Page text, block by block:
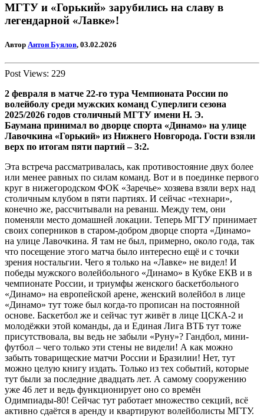
МГТУ и «Горький» зарубились на славу в
легендарной «Лавке»!
Автор Антон Буялов, 03.02.2026
Post Views: 229
2 февраля в матче 22-го тура Чемпионата России по
волейболу среди мужских команд Суперлиги сезона
2025/2026 годов столичный МГТУ имени Н. Э.
Баумана принимал во дворце спорта «Динамо» на улице
Лавочкина «Горький» из Нижнего Новгорода. Гости взяли
верх по итогам пяти партий – 3:2.
Эта встреча рассматривалась, как противостояние двух более
или менее равных по силам команд. Вот и в поединке первого
круг в нижегородском ФОК «Заречье» хозяева взяли верх над
столичным клубом в пяти партиях. И сейчас «технари»,
конечно же, рассчитывали на реванш. Между тем, они
поменяли место домашней локации. Теперь МГТУ принимает
своих соперников в старом-добром дворце спорта «Динамо»
на улице Лавочкина. Я там не был, примерно, около года, так
что посещение этого матча было интересно ещё и с точки
зрения ностальгии. Чего я только на «Лавке» не видел! И
победы мужского волейбольного «Динамо» в Кубке ЕКВ и в
чемпионате России, и триумфы женского баскетбольного
«Динамо» на европейской арене, женский волейбол в лице
«Динамо» тут тоже был когда-то прописан на постоянной
основе. Баскетбол же и сейчас тут живёт в лице ЦСКА-2 и
молодёжки этой команды, да и Единая Лига ВТБ тут тоже
присутствовала, вы ведь не забыли «Руну»? Гандбол, мини-
футбол – чего только эти стены не видели! А как можно
забыть товарищеские матчи России и Бразилии! Нет, тут
можно целую книгу издать. Только из тех событий, которые
тут были за последние двадцать лет. А самому сооружению
уже 46 лет и ведь функционирует оно со времён
Одимпиады-80! Сейчас тут работает множество секций, всё
активно сдаётся в аренду и квартируют волейболисты МГТУ.